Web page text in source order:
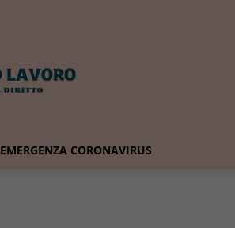
EMERGENZA CORONAVIRUS